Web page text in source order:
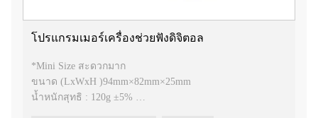
โปรแกรมเมอร์เครื่องช่วยฟังดิจิตอล
*Mini Size สะดวกมาก
ขนาด (LxWxH )94mm×82mm×25mm
น้ำหนักสุทธิ : 120g ±5%